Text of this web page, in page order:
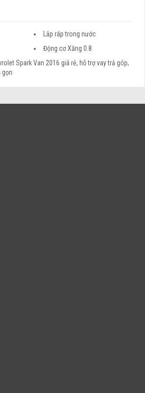
Lắp ráp trong nước
Động cơ Xăng 0.8
Spark Van 2016 giá rẻ, hỗ trợ vay trả góp,
gọn